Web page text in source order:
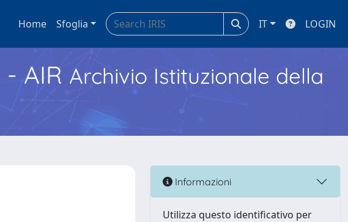
Home Sfoglia IT LOGIN
- AIR Archivio Istituzionale della
Informazioni
Utilizza questo identificativo per